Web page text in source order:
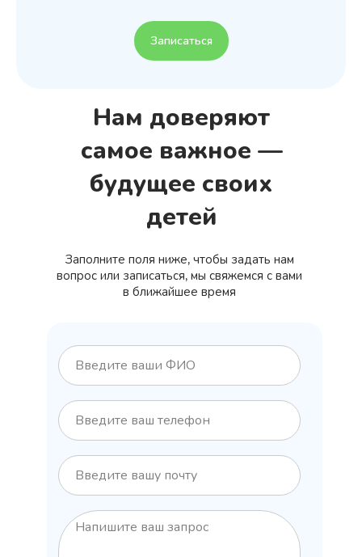
Записаться
Нам доверяют
самое важное —
будущее своих
детей
Заполните поля ниже, чтобы задать нам
вопрос или записаться, мы свяжемся с вами
в ближайшее время